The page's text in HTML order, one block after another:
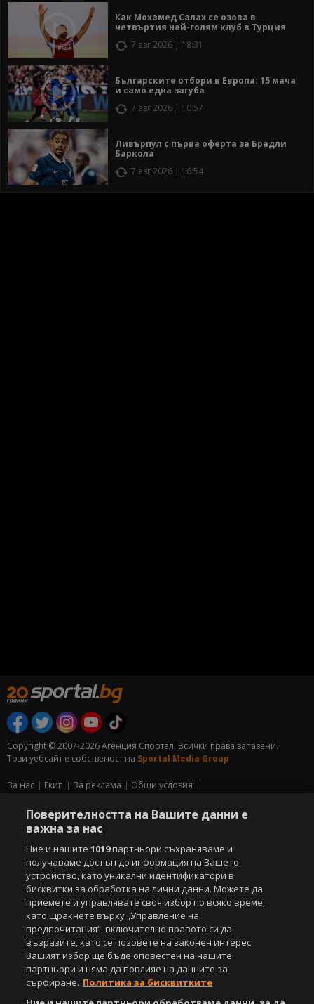
Как Мохамед Салах се озова в
четвъртия най-голям клуб в Турция
7 авг 2026 | 18:31
Българските отбори в Европа: 15 мача
и само една загуба
7 авг 2026 | 10:57
Ливърпул с първа оферта за Брадли
Баркола
7 авг 2026 | 16:54
Copyright © 2007-2026 Агенция Спортал. Всички права запазени.
Този уебсайт е собственост на Sportal Media Group
За нас Екип За рекламa
Общи условия
Управление на предпочитания
Съдържанието на този уеб сайт и технологиите, използвани в него, са
под закрила на Закона за авторското право и сродните му права.
Всички статии, репортажи, интервюта и други текстови, графични и
видео материали, публикувани в сайта, са собственост на Агенция
Спортал, освен ако изрично е посочено друго. Допуска се
публикуване на текстови материали само след писмено съгласие на
Агенция Спортал, посочване на източника и добавяне на линк към
www.sportal.bg. Използването на графични и видео материали,
публикувани в сайта, е строго забранено. Нарушителите ще бъдат
санкционирани с цялата строгост на закона.
СвалиБЕЗПЛАТНОТОприложение за:
Поверителността на Вашите данни е
важна за нас
Ние и нашите1019партньори съхраняваме и
получаваме достъп до информация на Вашето
устройство, като уникални идентификатори в
бисквитки за обработка на лични данни. Можете да
приемете и управлявате своя избор по всяко време,
като щракнете върху „Управление на
предпочитания“, включително правото си да
възразите, като се позовете на законен интерес.
Вашият избор ще бъде оповестен на нашите
партньори и няма да повлияе на данните за
сърфиране. Политика за бисквитките